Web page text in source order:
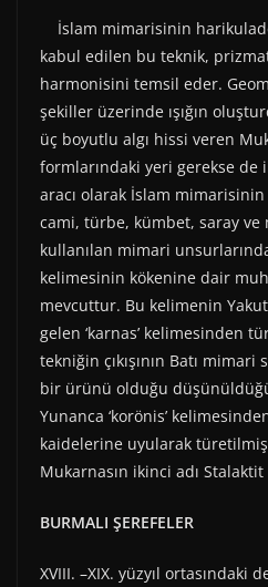
İslam mimarisinin
kabul edilen bu teknik,
harmonisini temsil eder.
şekiller üzerinde ışığın
üç boyutlu algı hissi veren
formlarındaki yeri gerekse de
aracı olarak İslam
cami, türbe, kümbet, saray ve
kullanılan mimari
kelimesinin kökenine dair
mevcuttur. Bu kelimenin
gelen ‘karnas’ kelimesinden
tekniğin çıkışının Batı
bir ürünü olduğu
Yunanca ‘korönis’
kaidelerine uyularak
Mukarnasın ikinci adı
BURMALI ŞEREFELER
XVIII. –XIX. yüzyıl ortasındaki